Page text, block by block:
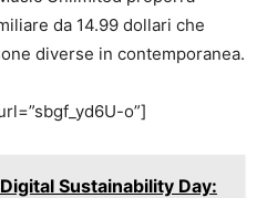
da 14.99 dollari che
diverse in contemporanea.
o”]
Sustainability Day: